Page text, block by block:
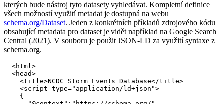
kterých bude nástroj tyto datasety vyhledávat. Kompletní definice
všech možností využití metadat je dostupná na webu
schema.org/Dataset. Jeden z konkrétních příkladů zdrojového kódu
obsahující metadata pro dataset je vidět například na Google Search
Central (2021). V souboru je použit JSON-LD za využití syntaxe z
schema.org.